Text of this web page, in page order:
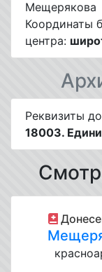
Координаты
центра:
Реквизиты
18003.